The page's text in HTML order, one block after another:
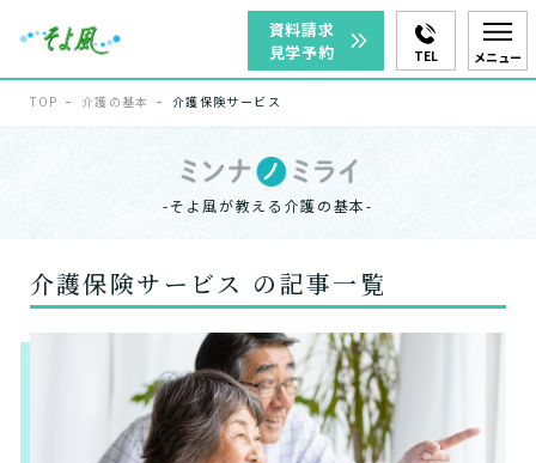
資料請求
見学予約
TEL メニュー
TOP 介護の基本 介護保険サービス
-そよ風が教える介護の基本-
介護保険サービス の記事一覧